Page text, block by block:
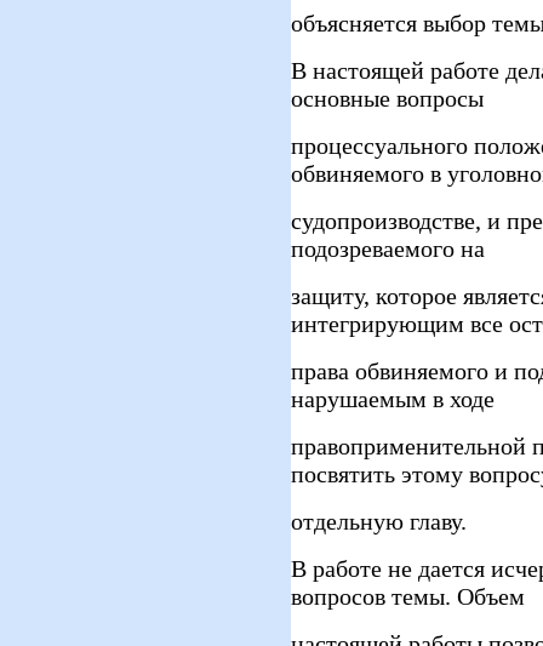
объясняется выбор
В настоящей работе
основные вопросы
процессуального
обвиняемого в
судопроизводстве, и
подозреваемого на
защиту, которое
интегрирующим все
права обвиняемого и
нарушаемым в ходе
правоприменительной
посвятить этому
отдельную главу.
В работе не дается
вопросов темы. Объем